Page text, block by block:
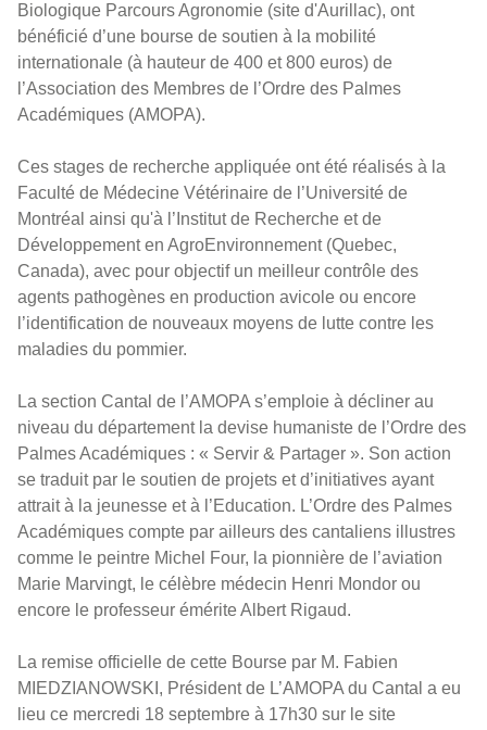
Biologique Parcours Agronomie (site d'Aurillac), ont
bénéficié d’une bourse de soutien à la mobilité
internationale (à hauteur de 400 et 800 euros) de
l’Association des Membres de l’Ordre des Palmes
Académiques (AMOPA).
Ces stages de recherche appliquée ont été réalisés à la
Faculté de Médecine Vétérinaire de l’Université de
Montréal ainsi qu'à l’Institut de Recherche et de
Développement en AgroEnvironnement (Quebec,
Canada), avec pour objectif un meilleur contrôle des
agents pathogènes en production avicole ou encore
l’identification de nouveaux moyens de lutte contre les
maladies du pommier.
La section Cantal de l’AMOPA s’emploie à décliner au
niveau du département la devise humaniste de l’Ordre des
Palmes Académiques : « Servir & Partager ». Son action
se traduit par le soutien de projets et d’initiatives ayant
attrait à la jeunesse et à l’Education. L’Ordre des Palmes
Académiques compte par ailleurs des cantaliens illustres
comme le peintre Michel Four, la pionnière de l’aviation
Marie Marvingt, le célèbre médecin Henri Mondor ou
encore le professeur émérite Albert Rigaud.
La remise officielle de cette Bourse par M. Fabien
MIEDZIANOWSKI, Président de L’AMOPA du Cantal a eu
lieu ce mercredi 18 septembre à 17h30 sur le site